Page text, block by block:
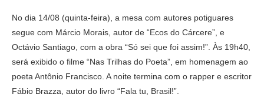
No dia 14/08 (quinta-feira), a mesa com autores potiguares
segue com Márcio Morais, autor de “Ecos do Cárcere”, e
Octávio Santiago, com a obra “Só sei que foi assim!”. Às 19h40,
será exibido o filme “Nas Trilhas do Poeta”, em homenagem ao
poeta Antônio Francisco. A noite termina com o rapper e escritor
Fábio Brazza, autor do livro “Fala tu, Brasil!”.